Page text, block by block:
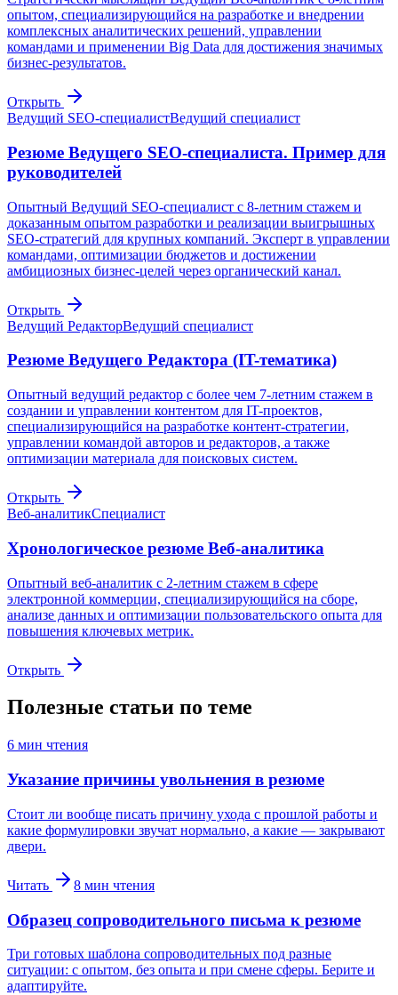
опытом, специализирующийся на разработке и внедрении
комплексных аналитических решений, управлении
командами и применении Big Data для достижения значимых
бизнес-результатов.
Открыть
Ведущий SEO-специалистВедущий специалист
Резюме Ведущего SEO-специалиста. Пример для
руководителей
Опытный Ведущий SEO-специалист с 8-летним стажем и
доказанным опытом разработки и реализации выигрышных
SEO-стратегий для крупных компаний. Эксперт в управлении
командами, оптимизации бюджетов и достижении
амбициозных бизнес-целей через органический канал.
Открыть
Ведущий РедакторВедущий специалист
Резюме Ведущего Редактора (IT-тематика)
Опытный ведущий редактор с более чем 7-летним стажем в
создании и управлении контентом для IT-проектов,
специализирующийся на разработке контент-стратегии,
управлении командой авторов и редакторов, а также
оптимизации материала для поисковых систем.
Открыть
Веб-аналитикСпециалист
Хронологическое резюме Веб-аналитика
Опытный веб-аналитик с 2-летним стажем в сфере
электронной коммерции, специализирующийся на сборе,
анализе данных и оптимизации пользовательского опыта для
повышения ключевых метрик.
Открыть
Полезные статьи по теме
6 мин чтения
Указание причины увольнения в резюме
Стоит ли вообще писать причину ухода с прошлой работы и
какие формулировки звучат нормально, а какие — закрывают
двери.
Читать 8 мин чтения
Образец сопроводительного письма к резюме
Три готовых шаблона сопроводительных под разные
ситуации: с опытом, без опыта и при смене сферы. Берите и
адаптируйте.